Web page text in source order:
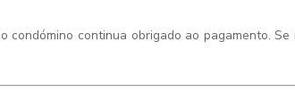
condómino continua obrigado ao pagamento.